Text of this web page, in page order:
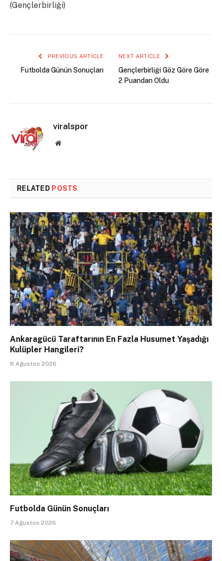
(Gençlerbirliği)
PREVIOUS ARTICLE
Futbolda Günün Sonuçları
NEXT ARTICLE
Gençlerbirliği Göz Göre Göre
2 Puandan Oldu
viralspor
Website
RELATED POSTS
Ankaragücü Taraftarının En Fazla Husumet Yaşadığı
Kulüpler Hangileri?
8 Ağustos 2026
Futbolda Günün Sonuçları
7 Ağustos 2026